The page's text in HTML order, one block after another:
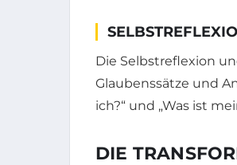
Die Selbstreflexion
Glaubenssätze und
ich?“ und „Was ist
DIE